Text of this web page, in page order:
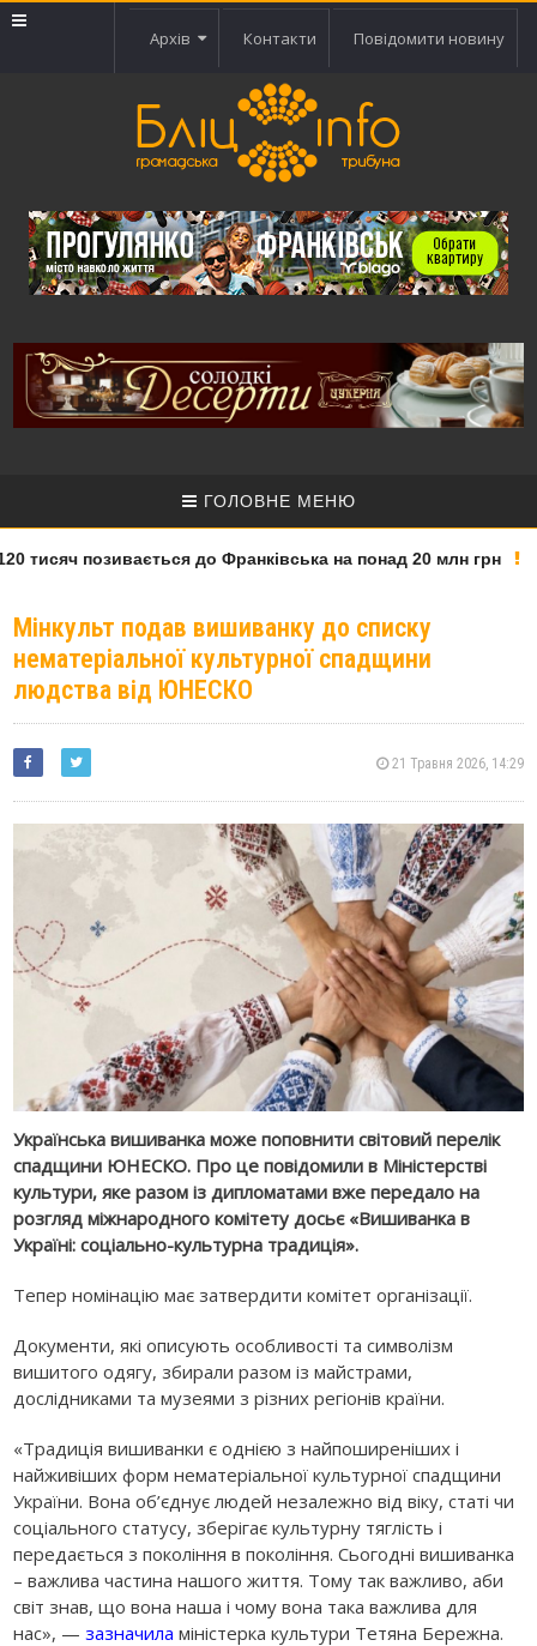
Архів Контакти Повідомити новину
ГОЛОВНЕ МЕНЮ
тисяч позивається до Франківська на понад 20 млн грн
Мінкульт подав вишиванку до списку
нематеріальної культурної спадщини
людства від ЮНЕСКО
21 Травня 2026, 14:29
Українська вишиванка може поповнити світовий перелік
спадщини ЮНЕСКО. Про це повідомили в Міністерстві
культури, яке разом із дипломатами вже передало на
розгляд міжнародного комітету досьє «Вишиванка в
Україні: соціально-культурна традиція».
Тепер номінацію має затвердити комітет організації.
Документи, які описують особливості та символізм
вишитого одягу, збирали разом із майстрами,
дослідниками та музеями з різних регіонів країни.
«Традиція вишиванки є однією з найпоширеніших і
найживіших форм нематеріальної культурної спадщини
України. Вона об’єднує людей незалежно від віку, статі чи
соціального статусу, зберігає культурну тяглість і
передається з покоління в покоління. Сьогодні вишиванка
– важлива частина нашого життя. Тому так важливо, аби
світ знав, що вона наша і чому вона така важлива для
нас», —зазначиламіністерка культури Тетяна Бережна.